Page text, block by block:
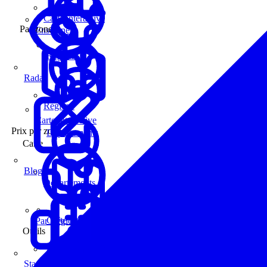
Enseignes
Carte interactive
Prix par zone
Par Région
Régions
Départements
Carte
Carte interactive
Outils
Carte interactive
Par zone
Régions
Départements
Radar
Blog
Statistiques